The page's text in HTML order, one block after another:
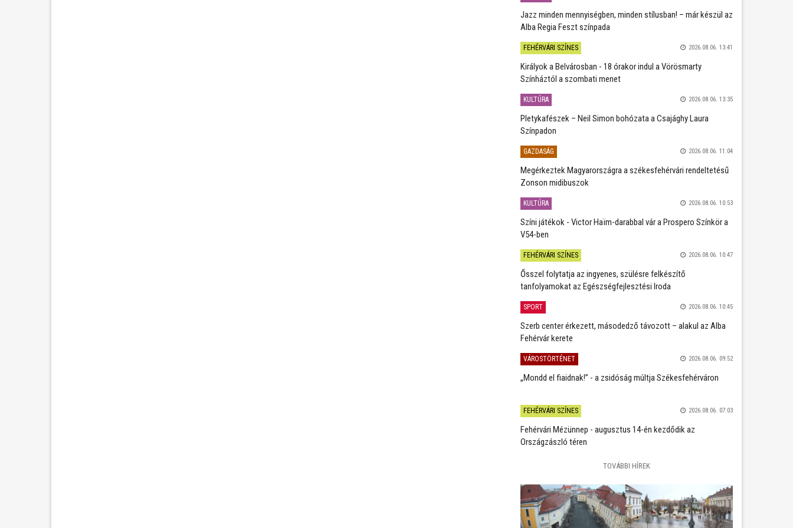
Jazz minden mennyiségben, minden stílusban! – már készül az
Alba Regia Feszt színpada
FEHÉRVÁRI SZÍNES 2026.08.06. 13:41
Királyok a Belvárosban - 18 órakor indul a Vörösmarty
Színháztól a szombati menet
KULTÚRA 2026.08.06. 13:35
Pletykafészek – Neil Simon bohózata a Csajághy Laura
Színpadon
GAZDASÁG 2026.08.06. 11:04
Megérkeztek Magyarországra a székesfehérvári rendeltetésű
Zonson midibuszok
KULTÚRA 2026.08.06. 10:53
Színi játékok - Victor Haïm-darabbal vár a Prospero Színkör a
V54-ben
FEHÉRVÁRI SZÍNES 2026.08.06. 10:47
Ősszel folytatja az ingyenes, szülésre felkészítő
tanfolyamokat az Egészségfejlesztési Iroda
SPORT 2026.08.06. 10:45
Szerb center érkezett, másodedző távozott – alakul az Alba
Fehérvár kerete
VÁROSTÖRTÉNET 2026.08.06. 09:52
„Mondd el fiaidnak!” - a zsidóság múltja Székesfehérváron
FEHÉRVÁRI SZÍNES 2026.08.06. 07:03
Fehérvári Mézünnep - augusztus 14-én kezdődik az
Országzászló téren
TOVÁBBI HÍREK